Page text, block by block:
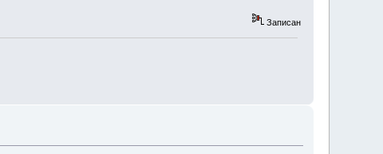
Записан